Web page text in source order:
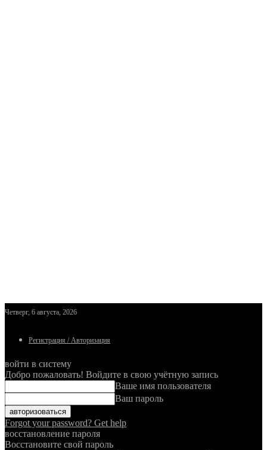
Четверг, 6 августа, 2026
Регистрация / Авторизация
войти в систему
Добро пожаловать! Войдите в свою учётную запись
Ваше имя пользователя
Ваш пароль
Forgot your password? Get help
восстановление пароля
Восстановите свой пароль